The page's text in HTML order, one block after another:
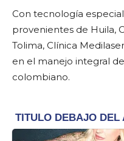
Con tecnología
provenientes de Huila,
Tolima, Clínica
en el manejo integral
colombiano.